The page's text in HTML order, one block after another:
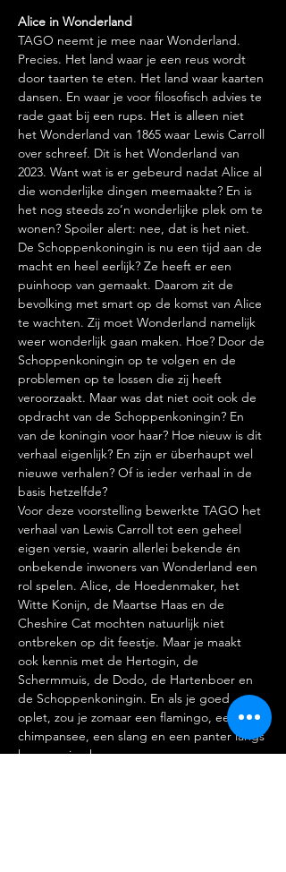
Alice in Wonderland
TAGO neemt je mee naar Wonderland.
Precies. Het land waar je een reus wordt
door taarten te eten. Het land waar kaarten
dansen. En waar je voor filosofisch advies te
rade gaat bij een rups. Het is alleen niet
het Wonderland van 1865 waar Lewis Carroll
over schreef. Dit is het Wonderland van
2023. Want wat is er gebeurd nadat Alice al
die wonderlijke dingen meemaakte? En is
het nog steeds zo’n wonderlijke plek om te
wonen? Spoiler alert: nee, dat is het niet.
De Schoppenkoningin is nu een tijd aan de
macht en heel eerlijk? Ze heeft er een
puinhoop van gemaakt. Daarom zit de
bevolking met smart op de komst van Alice
te wachten. Zij moet Wonderland namelijk
weer wonderlijk gaan maken. Hoe? Door de
Schoppenkoningin op te volgen en de
problemen op te lossen die zij heeft
veroorzaakt. Maar was dat niet ooit ook de
opdracht van de Schoppenkoningin? En
van de koningin voor haar? Hoe nieuw is dit
verhaal eigenlijk? En zijn er überhaupt wel
nieuwe verhalen? Of is ieder verhaal in de
basis hetzelfde?
Voor deze voorstelling bewerkte TAGO het
verhaal van Lewis Carroll tot een geheel
eigen versie, waarin allerlei bekende én
onbekende inwoners van Wonderland een
rol spelen. Alice, de Hoedenmaker, het
Witte Konijn, de Maartse Haas en de
Cheshire Cat mochten natuurlijk niet
ontbreken op dit feestje. Maar je maakt
ook kennis met de Hertogin, de
Schermmuis, de Dodo, de Hartenboer en
de Schoppenkoningin. En als je goed
oplet, zou je zomaar een flamingo, een
chimpansee, een slang en een panter langs
kunnen zien komen.